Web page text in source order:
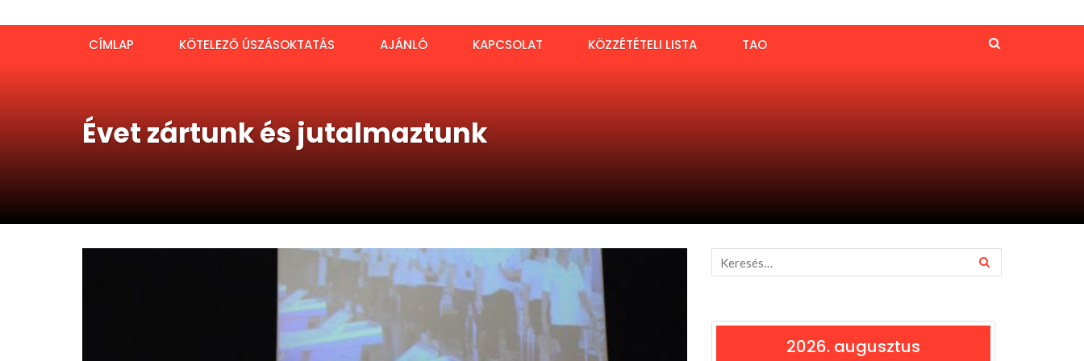
CÍMLAP KÖTELEZŐ ÚSZÁSOKTATÁS AJÁNLÓ KAPCSOLAT KÖZZÉTÉTELI LISTA TAO
Évet zártunk és jutalmaztunk
2026. augusztus